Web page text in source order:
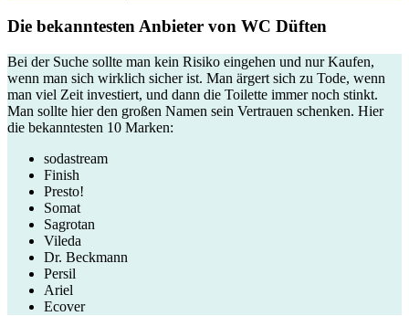
Die bekanntesten Anbieter von WC Düften
Bei der Suche sollte man kein Risiko eingehen und nur Kaufen,
wenn man sich wirklich sicher ist. Man ärgert sich zu Tode, wenn
man viel Zeit investiert, und dann die Toilette immer noch stinkt.
Man sollte hier den großen Namen sein Vertrauen schenken. Hier
die bekanntesten 10 Marken:
sodastream
Finish
Presto!
Somat
Sagrotan
Vileda
Dr. Beckmann
Persil
Ariel
Ecover